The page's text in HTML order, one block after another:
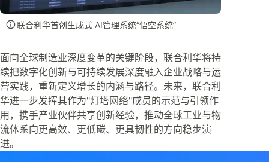
联合利华首创生成式 AI管理系统“悟空系统”
面向全球制造业深度变革的关键阶段，联合利华将持
续把数字化创新与可持续发展深度融入企业战略与运
营实践，重新定义增长的内涵与路径。未来，联合利
华进一步发挥其作为"灯塔网络"成员的示范与引领作
用，携手产业伙伴共享创新经验，推动全球工业与物
流体系向更高效、更低碳、更具韧性的方向稳步演
进。